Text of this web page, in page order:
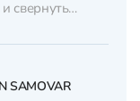
свернуть
Здесь
посидеть
SAMOVAR